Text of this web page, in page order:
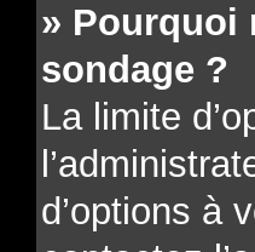
» Pourquoi
sondage ?
La limite
d’options à